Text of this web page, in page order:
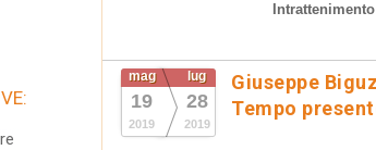
Intrattenimento
mag
19
2019
lug
28
2019
Giuseppe
Tempo